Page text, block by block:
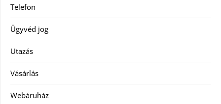
Telefon
Ügyvéd jog
Utazás
Vásárlás
Webáruház